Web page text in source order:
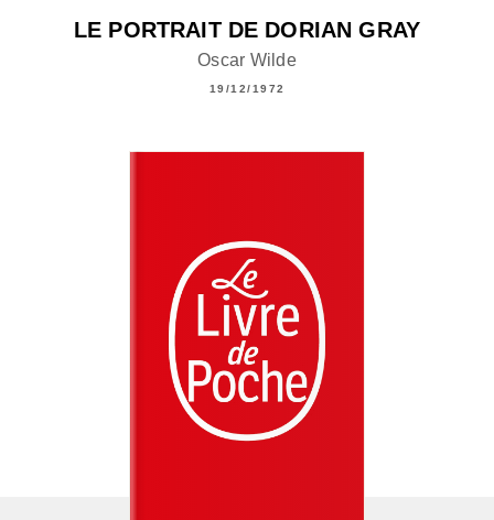
LE PORTRAIT DE DORIAN GRAY
Oscar Wilde
19/12/1972